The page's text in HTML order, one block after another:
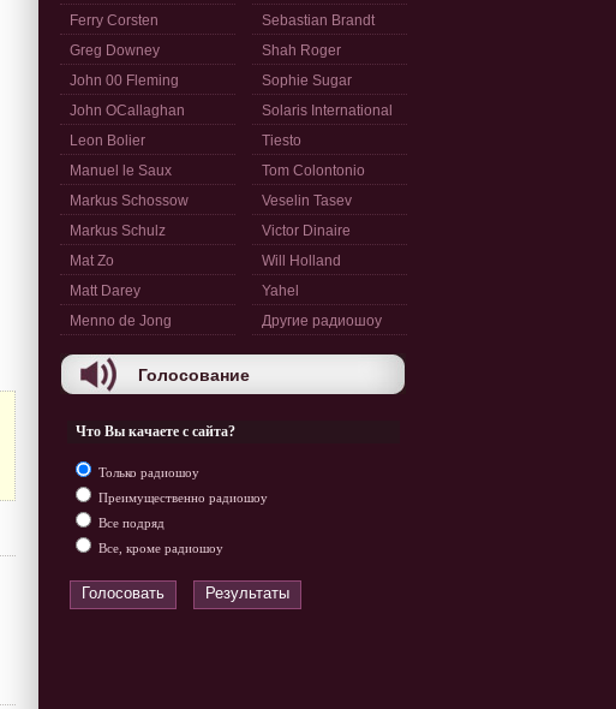
Ferry Corsten
Greg Downey
John 00 Fleming
John OCallaghan
Leon Bolier
Manuel le Saux
Markus Schossow
Markus Schulz
Mat Zo
Matt Darey
Menno de Jong
Sebastian Brandt
Shah Roger
Sophie Sugar
Solaris International
Tiesto
Tom Colontonio
Veselin Tasev
Victor Dinaire
Will Holland
Yahel
Другие радиошоу
Голосование
Что Вы качаете с сайта?
Только радиошоу
Преимущественно радиошоу
Все подряд
Все, кроме радиошоу
Голосовать Результаты